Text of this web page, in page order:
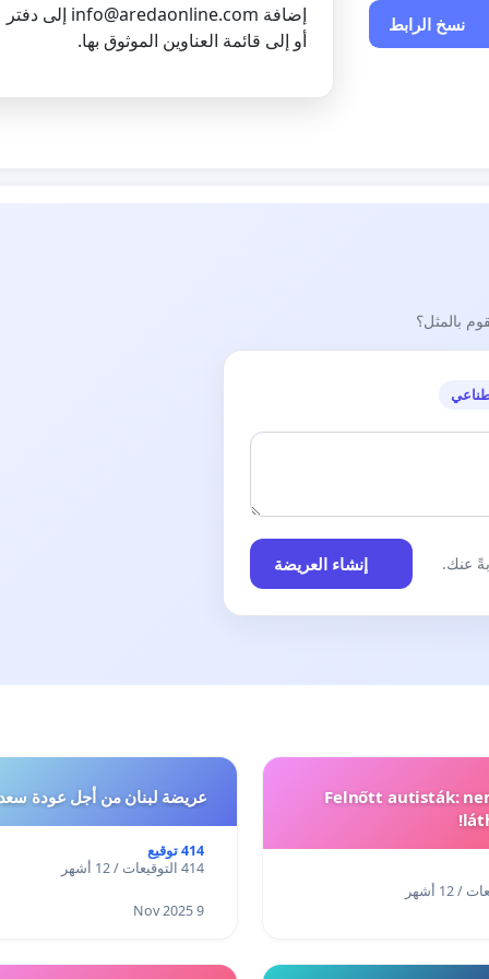
نسخ الرابط
إضافة info@aredaonline.com إلى دفتر
أو إلى قائمة العناوين الموثوق بها.
بالمثل؟
عنك. إنشاء العريضة
Felnőtt autisták:
عريضة لبنان من أجل عودة
414 توقيع
414 التوقيعات / 12 أشهر
9 Nov 2025